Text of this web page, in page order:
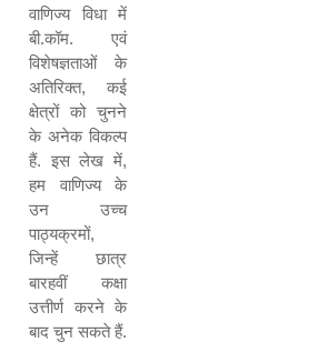
वाणिज्य विधा में
बी.कॉम. एवं
विशेषज्ञताओं के
अतिरिक्त, कई
क्षेत्रों को चुनने
के अनेक विकल्प
हैं. इस लेख में,
हम वाणिज्य के
उन उच्च
पाठ्यक्रमों,
जिन्हें छात्र
बारहवीं कक्षा
उत्तीर्ण करने के
बाद चुन सकते हैं.